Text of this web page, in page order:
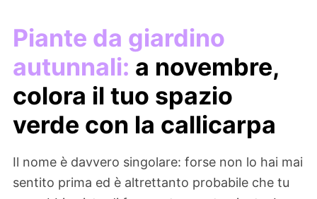
Piante da giardino
autunnali: a novembre,
colora il tuo spazio
verde con la callicarpa
Il nome è davvero singolare: forse non lo hai mai
sentito prima ed è altrettanto probabile che tu